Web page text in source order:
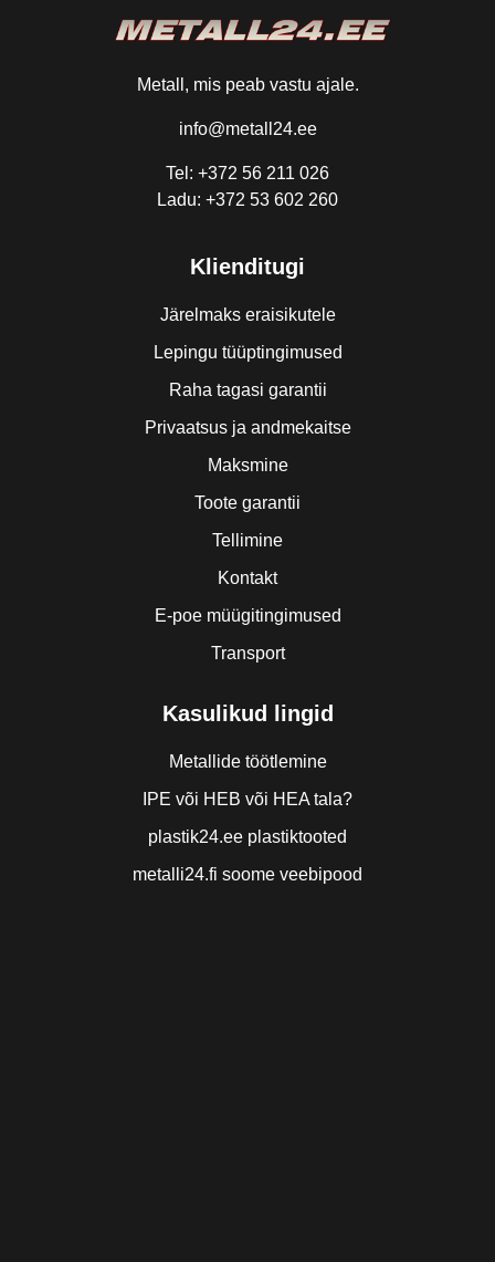
Metall, mis peab vastu ajale.
info@metall24.ee
Tel: +372 56 211 026
Ladu: +372 53 602 260
Klienditugi
Järelmaks eraisikutele
Lepingu tüüptingimused
Raha tagasi garantii
Privaatsus ja andmekaitse
Maksmine
Toote garantii
Tellimine
Kontakt
E-poe müügitingimused
Transport
Kasulikud lingid
Metallide töötlemine
IPE või HEB või HEA tala?
plastik24.ee plastiktooted
metalli24.fi soome veebipood